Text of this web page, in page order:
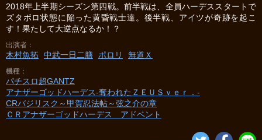
2018年上半期シーズン第四戦。前半戦は、全員ハーデススタートで
ズタボロ状態に陥った黄昏戦士達。後半戦、アイツが奇跡を起こ
す！果たして大逆点なるか！？
出演者
木村魚拓 中武一日二膳 ポロリ 無道Ｘ
機種
パチスロ超GANTZ
アナザーゴッドハーデス-奪われたＺＥＵＳｖｅｒ．-
CRバジリスク～甲賀忍法帖～弦之介の章
ＣＲアナザーゴッドハーデス アドベント